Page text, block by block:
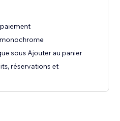
sous Ajouter au panier
réservations et